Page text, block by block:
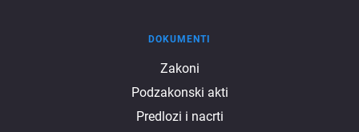
DOKUMENTI
Zakoni
Podzakonski akti
Predlozi i nacrti